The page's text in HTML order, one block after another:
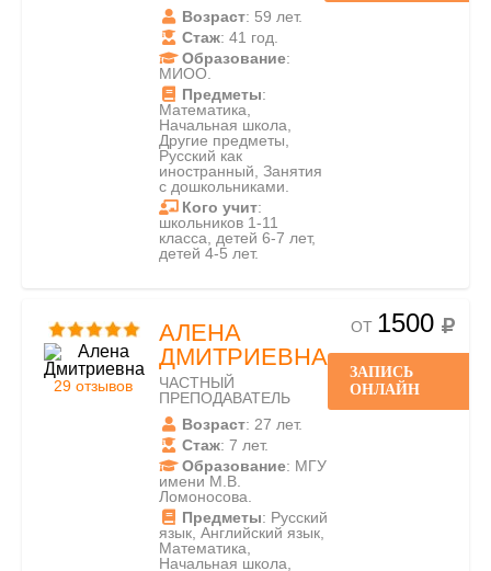
Возраст: 59 лет.
Стаж: 41 год.
Образование:
МИОО.
Предметы:
Математика,
Начальная школа,
Другие предметы,
Русский как
иностранный, Занятия
с дошкольниками.
Кого учит:
школьников 1-11
класса, детей 6-7 лет,
детей 4-5 лет.
29 отзывов
АЛЕНА
ДМИТРИЕВНА
ЧАСТНЫЙ
ПРЕПОДАВАТЕЛЬ
Возраст: 27 лет.
Стаж: 7 лет.
Образование: МГУ
имени М.В.
Ломоносова.
Предметы: Русский
язык, Английский язык,
Математика,
Начальная школа,
ОТ 1500
ЗАПИСЬ
ОНЛАЙН